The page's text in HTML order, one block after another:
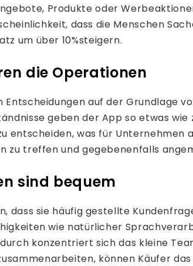
Produkte oder
dass die Menschen
um über 10%steigern.
die Operationen
Entscheidungen auf der
geben der App so etwas
entscheiden, was für
zu treffen und gegebenenfalls
sind bequem
dass sie häufig gestellte
wie natürlicher
konzentriert sich das kleine
können Käufer